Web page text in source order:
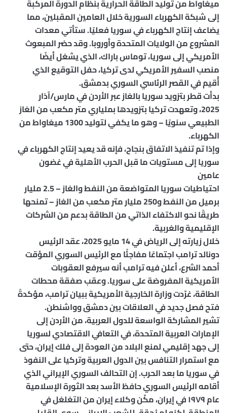
ميغاواط من توليد الطاقة الحرارية بنظام الدورة المركبة
إلى شبكة الكهرباء السورية خلال العامين المقبلين، مما
يضاعف إنتاج الكهرباء في سوريا فعليًا. ستأتي معدات
المشروع من الولايات المتحدة وأوروبا. وقد حضر المبعوث
الأمريكي إلى سوريا، توماس باراك، الذي يشغل أيضًا
منصب السفير الأمريكي لدى تركيا، حفل التوقيع الذي
أُقيم في القصر الرئاسي السوري بدمشق.
بدأت قطر بتزويد سوريا بالغاز عبر الأردن في مارس/آذار
2025، وتعهدت تركيا بتزويدها بملياري متر مكعب من الغاز
الطبيعي سنويًا – وهو ما يكفي لتوليد 1300 ميغاواط من
الكهرباء.
وإذا تم تنفيذ الاتفاق بنجاح، فإنه قد يعيد إنتاج الكهرباء في
سوريا إلى مستويات ما قبل الحرب الأهلية في غضون
عامين
احتياطيات سوريا المتواضعة من النفط والغاز – 2.5 مليار
برميل من النفط و250 مليار متر مكعب من الغاز – تمنحها
طريقًا نحو الاكتفاء الذاتي من الطاقة بدعم من الشركات
الإقليمية والغربية.
خلال زيارته إلى الرياض في 14 مايو 2025، عقد الرئيس
دونالد ترامب اجتماعًا مفاجئًا مع الرئيس السوري المؤقت
أحمد الشرع، أعلن فيه ترامب أنه سيرفع العقوبات
الأمريكية المفروضة على سوريا. وعقب صفقة محطات
الطاقة، غرّدت وزارة الخارجية الأمريكية ببيان ترامب، مؤكدةً
فتح فصل جديد في العلاقات بين دمشق وواشنطن.
تشير المشاركة الواسعة للدول العربية، من الأردن إلى
الإمارات العربية المتحدة، في التعافي الاقتصادي لسوريا
إلى جهد إقليمي لمنع البلاد من العودة إلى فلك إيران، حتى
مع استمرار التنافس بين الدول العربية وتركيا على النفوذ
في سوريا ما بعد الحرب. إن التحالف السوري الإيراني الذي
أقامه الرئيس السوري حافظ الأسد بعد الثورة الإسلامية
عام ١٩٧٩ في إيران، مكّن وكلاء إيران من التغلغل في